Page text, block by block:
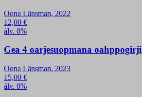
Oona Länsman, 2022
12,00 €
álv. 0%
Gea 4 oarjesuopmana oahppogirji
Oona Länsman, 2023
15,00 €
álv. 0%